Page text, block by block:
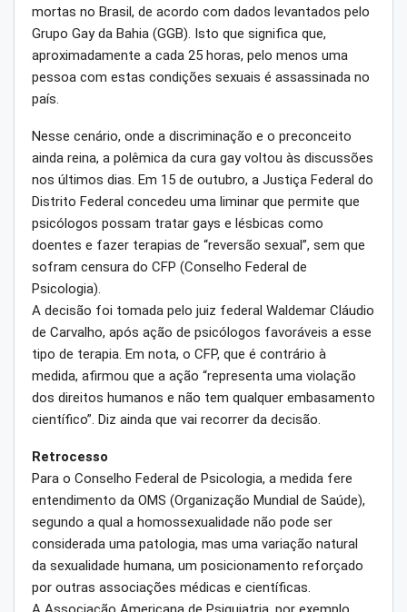
mortas no Brasil, de acordo com dados levantados pelo
Grupo Gay da Bahia (GGB). Isto que significa que,
aproximadamente a cada 25 horas, pelo menos uma
pessoa com estas condições sexuais é assassinada no
país.
Nesse cenário, onde a discriminação e o preconceito
ainda reina, a polêmica da cura gay voltou às discussões
nos últimos dias. Em 15 de outubro, a Justiça Federal do
Distrito Federal concedeu uma liminar que permite que
psicólogos possam tratar gays e lésbicas como
doentes e fazer terapias de “reversão sexual”, sem que
sofram censura do CFP (Conselho Federal de
Psicologia).
A decisão foi tomada pelo juiz federal Waldemar Cláudio
de Carvalho, após ação de psicólogos favoráveis a esse
tipo de terapia. Em nota, o CFP, que é contrário à
medida, afirmou que a ação “representa uma violação
dos direitos humanos e não tem qualquer embasamento
científico”. Diz ainda que vai recorrer da decisão.
Retrocesso
Para o Conselho Federal de Psicologia, a medida fere
entendimento da OMS (Organização Mundial de Saúde),
segundo a qual a homossexualidade não pode ser
considerada uma patologia, mas uma variação natural
da sexualidade humana, um posicionamento reforçado
por outras associações médicas e científicas.